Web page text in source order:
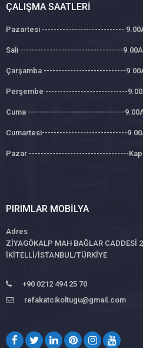
ÇALIŞMA SAATLERI
Pazartesi ----------------------------
Salı -----------------------------------
Çarşamba ----------------------------
Perşembe ----------------------------
Cuma ---------------------------------
Cumartesi-----------------------------
Pazar ----------------------------------
PIRIMLAR MOBILYA
Adres
ZİYAGÖKALP MAH BAĞLAR CADDESİ
İKİTELLİ/İSTANBUL/TÜRKİYE
+90 0212 494 25 70
refakatcikoltugu@gmail.com